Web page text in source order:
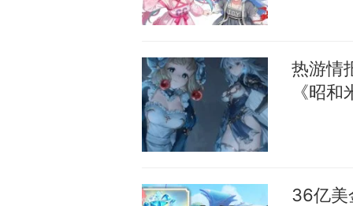
热游情
《昭
36亿美